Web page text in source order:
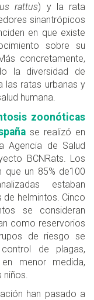
rattus) y la rata
sinantrópicos
en que existe
sobre su
concretamente,
la diversidad de
las ratas urbanas y
humana.
zoonóticas
se realizó en
Agencia de Salud
BCNRats. Los
un 85% de100
estaban
helmintos. Cinco
se consideran
como reservorios
de riesgo se
de plagas,
menor medida,
niños.
han pasado a